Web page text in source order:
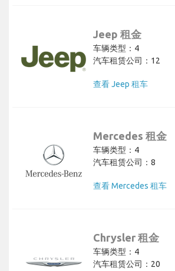
Jeep 租金
车辆类型：4
汽车租赁公司：12
查看 Jeep 租车
Mercedes 租金
车辆类型：4
汽车租赁公司：8
查看 Mercedes 租车
Chrysler 租金
车辆类型：4
汽车租赁公司：20